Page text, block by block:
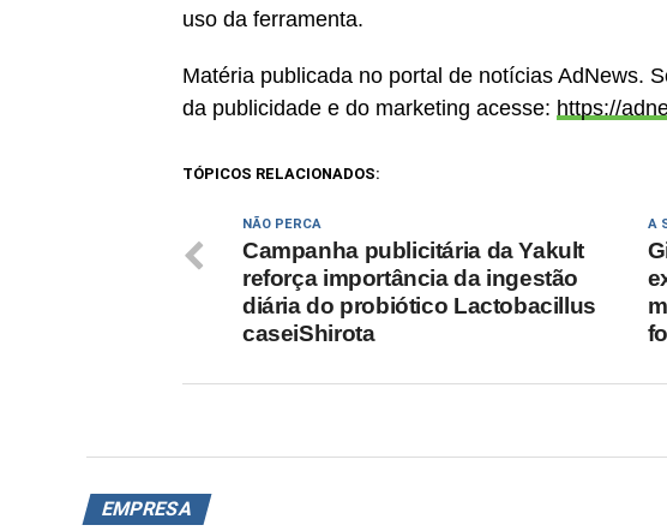
uso da ferramenta.
Matéria publicada no portal de notícias AdNews.
da publicidade e do marketing acesse: https://
TÓPICOS RELACIONADOS:
A
NÃO PERCA
Campanha publicitária da Yakult
reforça importância da ingestão
diária do probiótico Lactobacillus
caseiShirota
EMPRESA